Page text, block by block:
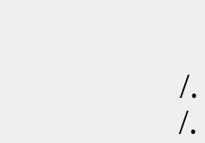
__/ .. .
Λ . . .